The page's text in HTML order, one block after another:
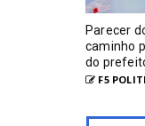
Parecer
caminho
do
F5